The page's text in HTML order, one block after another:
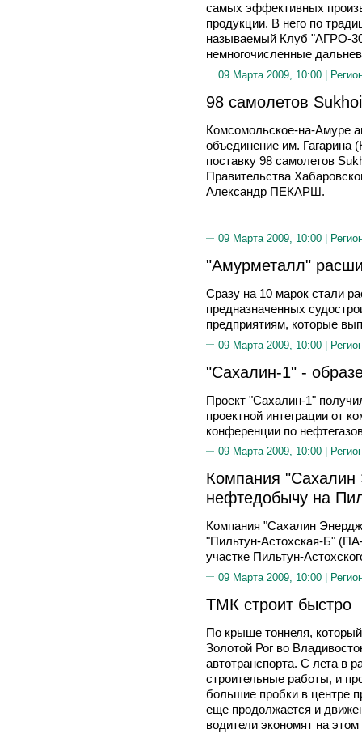
самых эффективных
продукции. В него по
называемый Клуб "АГРО-
немногочисленные
09 Марта 2009, 10:00 |
98 самолетов
Комсомольское-на-Амуре
объединение им.
поставку 98 самолетов
Правительства
Александр ПЕКАРШ.
09 Марта 2009, 10:00 |
"Амурметалл"
Сразу на 10 марок стали
предназначенных
предприятиям, которые
09 Марта 2009, 10:00 |
"Сахалин-1" -
Проект "Сахалин-1"
проектной интеграции от
конференции по
09 Марта 2009, 10:00 |
Компания
нефтедобычу на
Компания "Сахалин
"Пильтун-Астохская-Б"
участке Пильтун-
09 Марта 2009, 10:00 |
ТМК строит быстро
По крыше тоннеля,
Золотой Рог во
автотранспорта. С лета в
строительные работы, и
большие пробки в центре
еще продолжается и
водители экономят на